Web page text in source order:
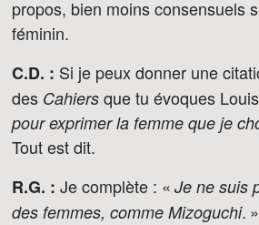
propos, bien moins consensuels
féminin.
C.D. : Si je peux donner une
des Cahiers que tu évoques
pour exprimer la femme que je
Tout est dit.
R.G. : Je complète : « Je ne suis
des femmes, comme Mizoguchi. »